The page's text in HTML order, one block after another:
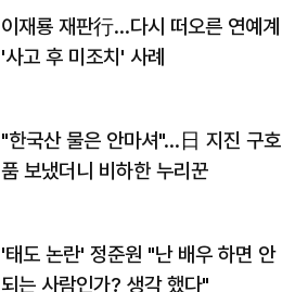
이재룡 재판行…다시 떠오른 연예계
'사고 후 미조치' 사례
"한국산 물은 안마셔"…日 지진 구호
품 보냈더니 비하한 누리꾼
'태도 논란' 정준원 "난 배우 하면 안
되는 사람인가? 생각 했다"